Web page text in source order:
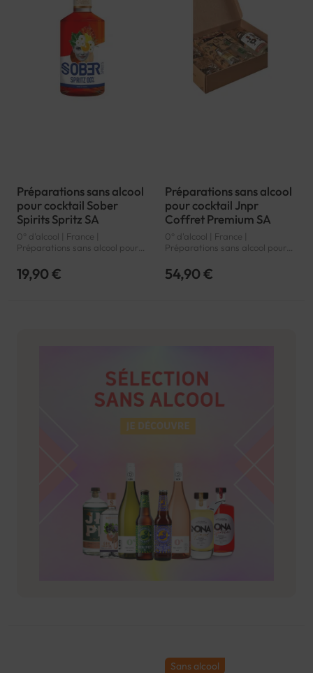
Préparations sans alcool
pour cocktail Sober
Spirits Spritz SA
0° d'alcool | France |
Préparations sans alcool pour
19,90 €
Préparations sans alcool
pour cocktail Jnpr
Coffret Premium SA
0° d'alcool | France |
Préparations sans alcool pour
54,90 €
Sans alcool